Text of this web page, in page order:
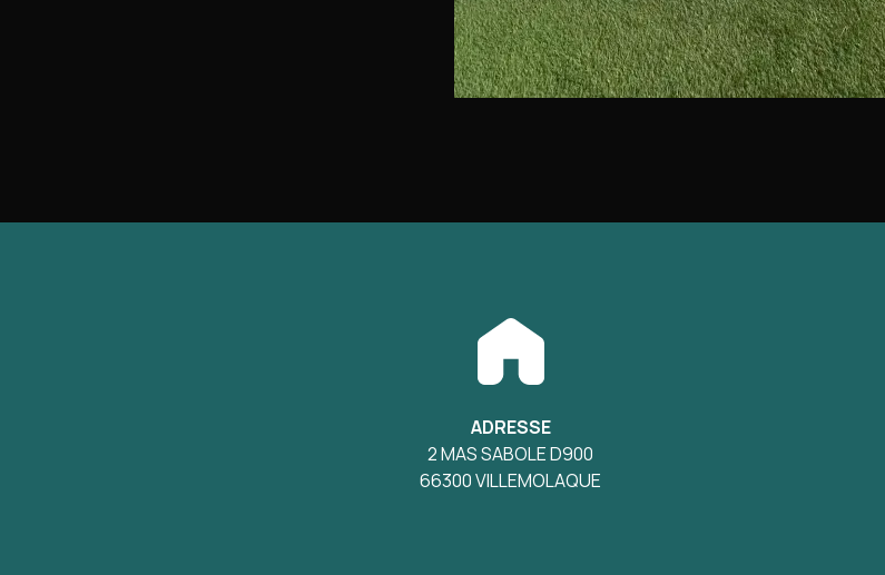
ADRESSE
2 MAS SABOLE D900
66300 VILLEMOLAQUE